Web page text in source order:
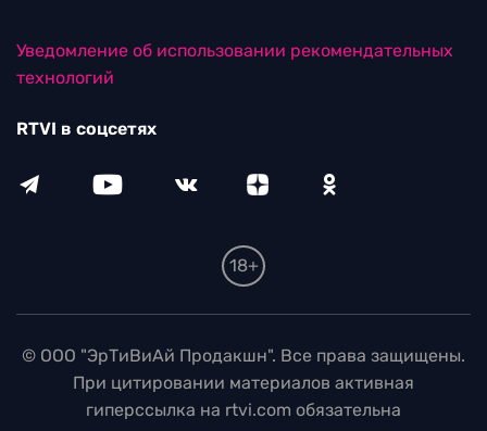
Уведомление об использовании рекомендательных
технологий
RTVI в соцсетях
18+
© ООО "ЭрТиВиАй Продакшн". Все права защищены.
При цитировании материалов активная
гиперссылка на rtvi.com обязательна